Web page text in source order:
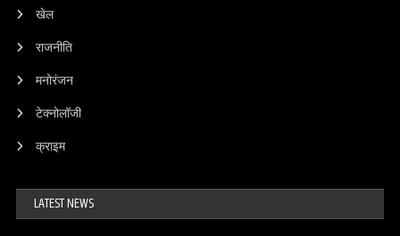
खेल
राजनीति
मनोरंजन
टेक्नोलॉजी
क्राइम
LATEST NEWS